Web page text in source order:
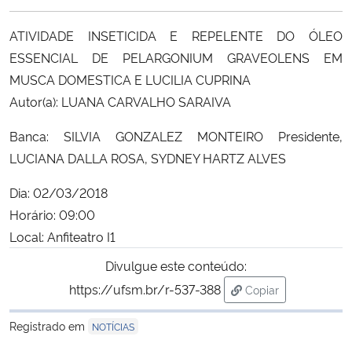
Ministério da Cidadania
Ministério da Saúde
Ministério de Minas e Energia
Ministério da Ciência, Tecnologia, Inovações e Comunicações
Ministério do Turismo
Ministério do Desenvolvimento Regional
ATIVIDADE INSETICIDA E REPELENTE DO ÓLEO
ESSENCIAL DE PELARGONIUM GRAVEOLENS EM
MUSCA DOMESTICA E LUCILIA CUPRINA
Autor(a): LUANA CARVALHO SARAIVA
Banca: SILVIA GONZALEZ MONTEIRO Presidente,
LUCIANA DALLA ROSA, SYDNEY HARTZ ALVES
Dia: 02/03/2018
Horário: 09:00
Local: Anfiteatro I1
Divulgue este conteúdo:
https://ufsm.br/r-537-388
Copiar
para área de
Registrado em
NOTÍCIAS